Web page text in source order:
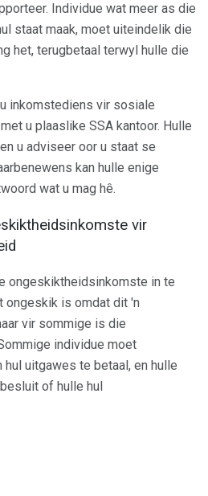
Individue wat meer as die
staat maak, moet uiteindelik die
het, terugbetaal terwyl hulle die
inkomstediens vir sosiale
u plaaslike SSA kantoor. Hulle
u adviseer oor u staat se
kan hulle enige
wat u mag hê.
vir
ongeskiktheidsinkomste in te
ongeskik is omdat dit 'n
vir sommige is die
individue moet
uitgawes te betaal, en hulle
of hulle hul